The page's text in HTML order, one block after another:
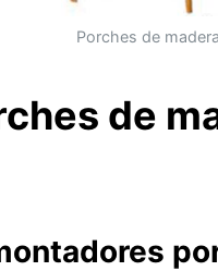
Porches de
de